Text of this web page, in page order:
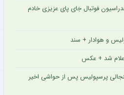
فوتبال جای پای عزیزی خادم
و هوادار + سند
شد + عکس
پرسپولیس پس از حواشی اخیر